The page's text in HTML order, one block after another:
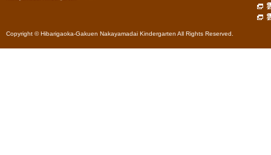
Copyright © Hibarigaoka-Gakuen Nakayamadai Kindergarten All Rights Reserved.